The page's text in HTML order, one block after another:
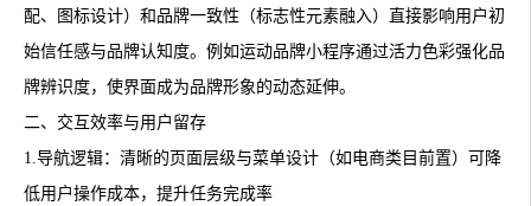
配、图标设计）和品牌一致性（标志性元素融入）直接影响用户初
始信任感与品牌认知度。例如运动品牌小程序通过活力色彩强化品
牌辨识度，使界面成为品牌形象的动态延伸。
二、交互效率与用户留存
1.‌导航逻辑：清晰的页面层级与菜单设计（如电商类目前置）可降
低用户操作成本，提升任务完成率